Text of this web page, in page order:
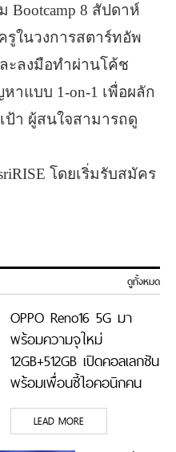
Bootcamp 8 สัปดาห์
ในวงการสตาร์ทอัพ
ะลงมือทำผ่านโค้ช
แบบ 1-on-1 เพื่อผลัก
ป้า ผู้สนใจสามารถดู
โดยเริ่มรับสมัคร
ดูทั้งหมด
OPPO Reno16 5G มา
พร้อมความจุใหม่
12GB+512GB เปิดคอลเลกชัน
พร้อมเพื่อนซี้ไอคอนิกคน
ล่าสุด Pingu Limited
Edition เติมความน่ารักทุก
LEAD MORE